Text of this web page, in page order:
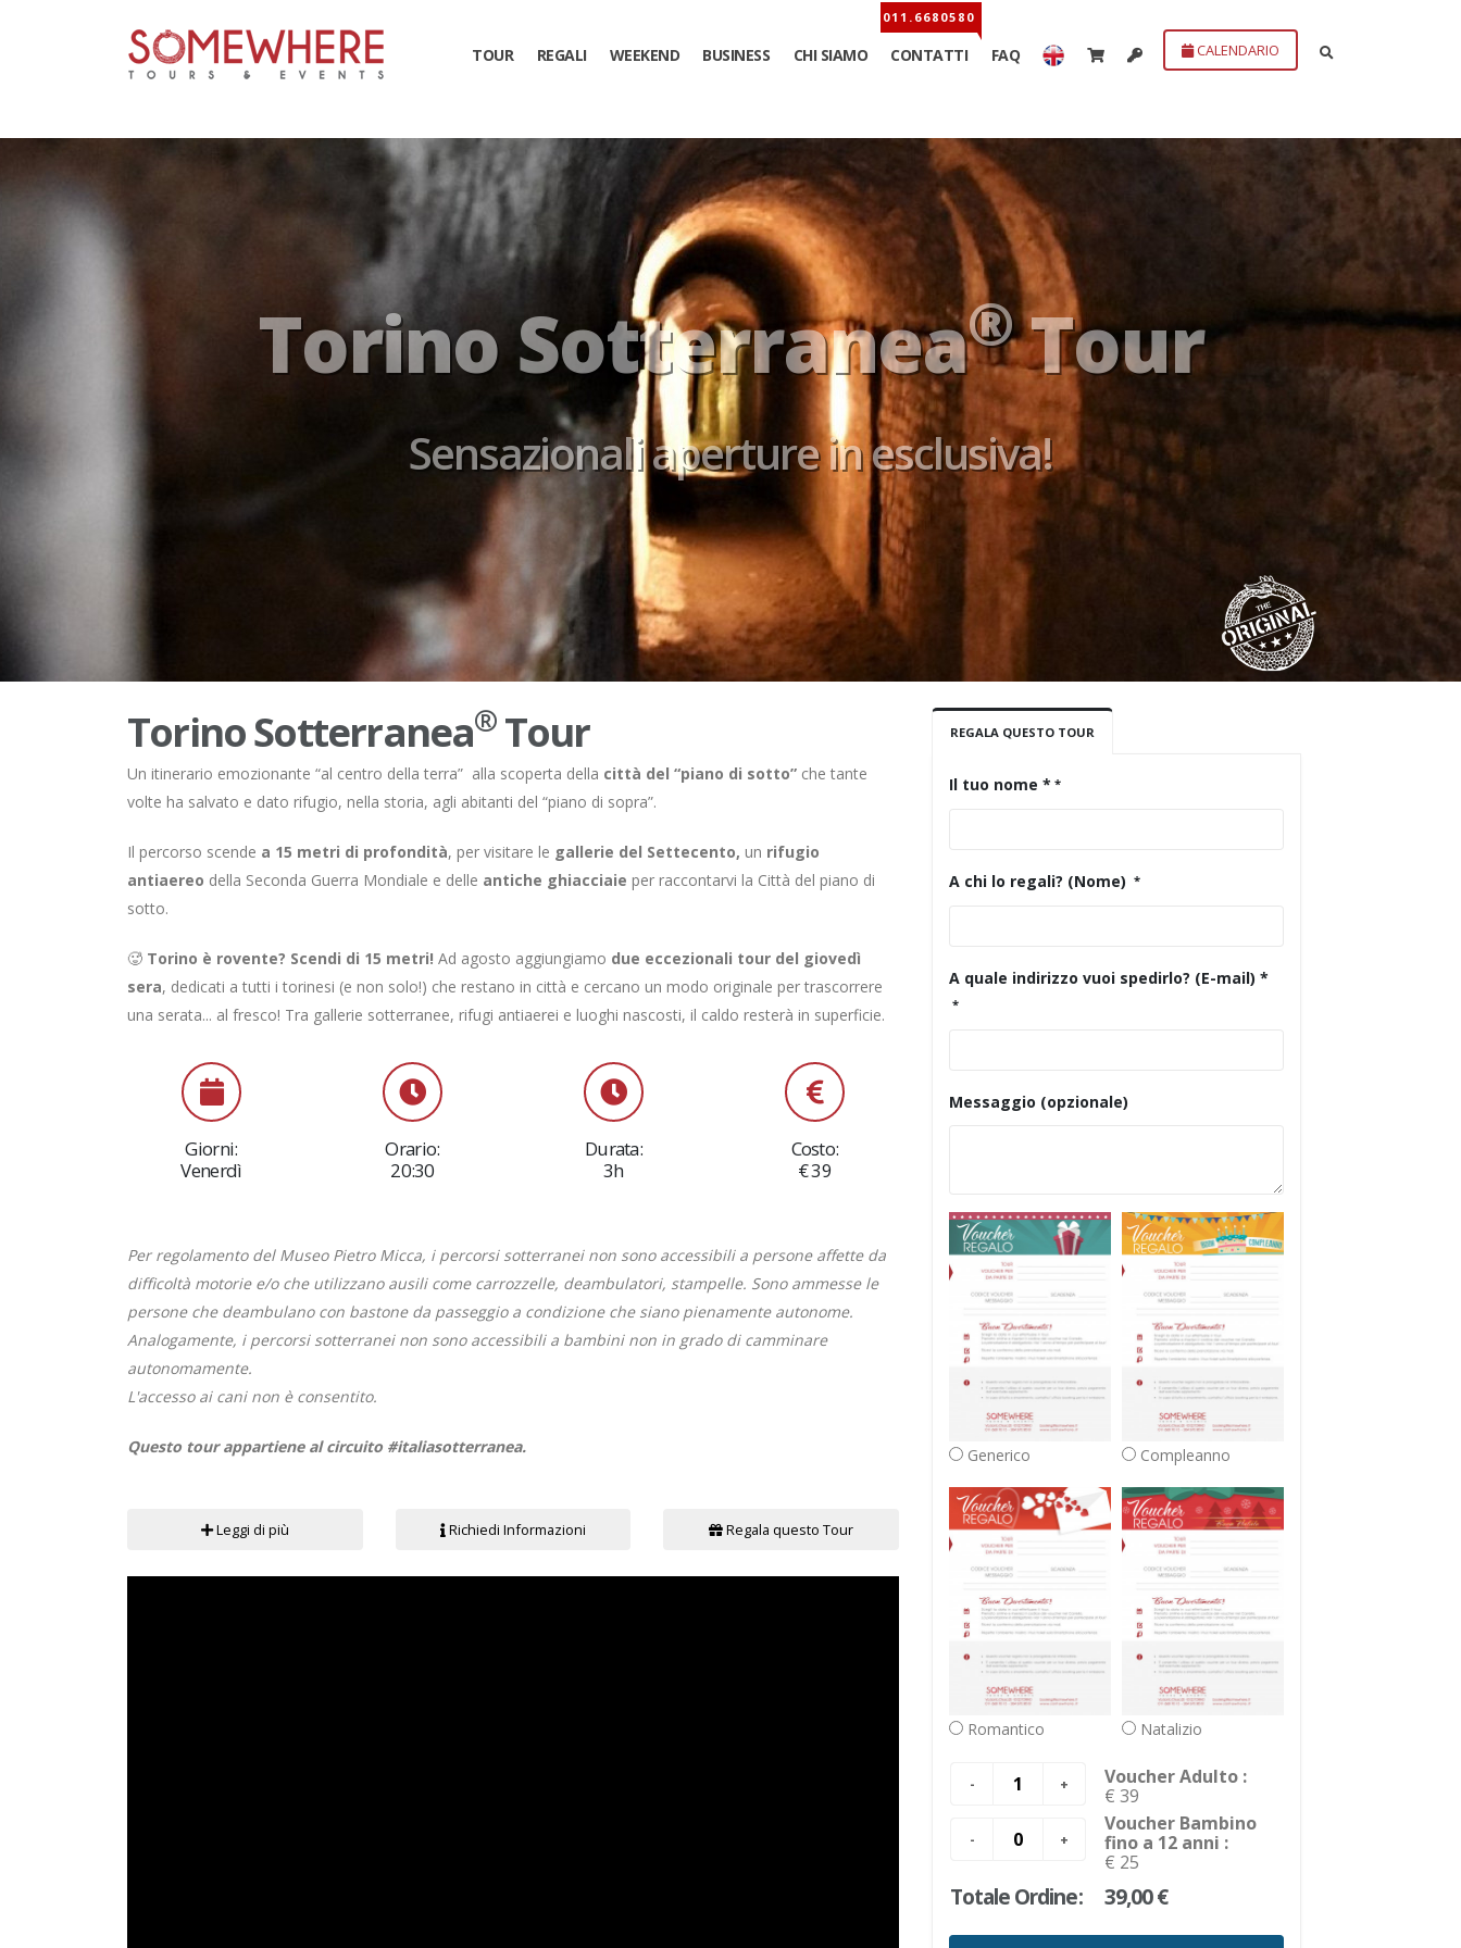
TOUR
REGALI WEEKEND BUSINESS CHI SIAMO CONTATTI FAQ CALENDARIO
Torino Sotterranea®Tour
Torino Sotterranea®Tour
Un itinerario emozionante “al centro della terra” alla scoperta della città del “piano di sotto” che tante
volte ha salvato e dato rifugio, nella storia, agli abitanti del “piano di sopra”.
Il percorso scende a 15 metri di profondità, per visitare le gallerie del Settecento, un rifugio
antiaereo della Seconda Guerra Mondiale e delle antiche ghiacciaie per raccontarvi la Città del piano di
sotto.
🥵 Torino è rovente? Scendi di 15 metri! Ad agosto aggiungiamo due eccezionali tour del giovedì
sera, dedicati a tutti i torinesi (e non solo!) che restano in città e cercano un modo originale per trascorrere
una serata... al fresco! Tra gallerie sotterranee, rifugi antiaerei e luoghi nascosti, il caldo resterà in superficie.
Giorni:
Venerdì
Orario:
20:30
Durata:
3h
Costo:
€ 39
Per regolamento del Museo Pietro Micca, i percorsi sotterranei non sono accessibili a persone affette da
difficoltà motorie e/o che utilizzano ausili come carrozzelle, deambulatori, stampelle. Sono ammesse le
persone che deambulano con bastone da passeggio a condizione che siano pienamente autonome.
Analogamente, i percorsi sotterranei non sono accessibili a bambini non in grado di camminare
autonomamente.
L'accesso ai cani non è consentito.
Questo tour appartiene al circuito #italiasotterranea.
Leggi di più Richiedi Informazioni Regala questo Tour
REGALA QUESTO TOUR
Il tuo nome *
A chi lo regali? (Nome)
A quale indirizzo vuoi spedirlo? (E-mail) *
Messaggio (opzionale)
Generico Compleanno
Romantico Natalizio
Voucher Adulto :
€ 39
Voucher Bambino
fino a 12 anni :
€ 25
Totale Ordine: 39,00 €